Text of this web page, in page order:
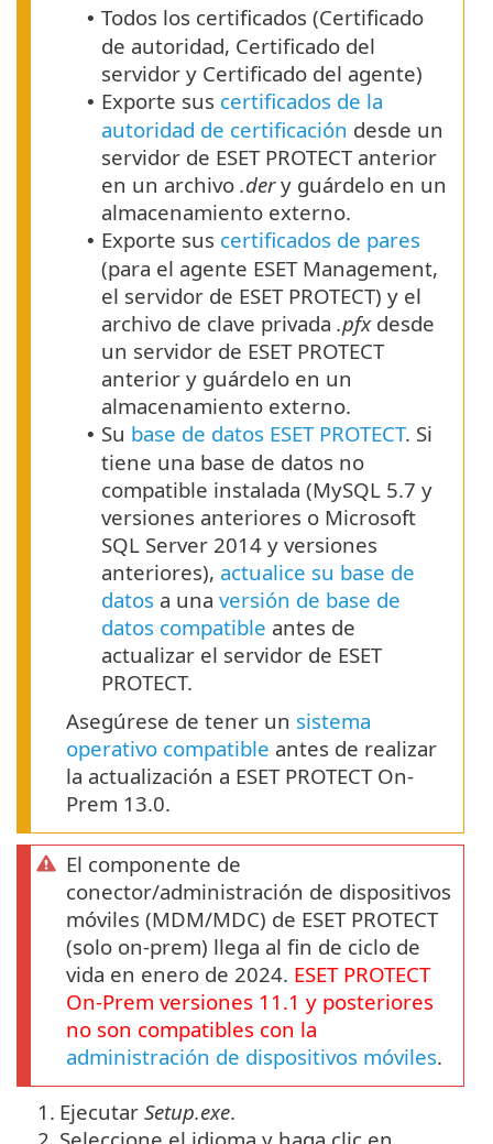
• Todos los certificados (Certificado
de autoridad, Certificado del
servidor y Certificado del agente)
• Exporte sus certificados de la
autoridad de certificación desde un
servidor de ESET PROTECT anterior
en un archivo .dery guárdelo en un
almacenamiento externo.
• Exporte sus certificados de pares
(para el agente ESET Management,
el servidor de ESET PROTECT) y el
archivo de clave privada .pfxdesde
un servidor de ESET PROTECT
anterior y guárdelo en un
almacenamiento externo.
• Su base de datos ESET PROTECT. Si
tiene una base de datos no
compatible instalada (MySQL 5.7 y
versiones anteriores o Microsoft
SQL Server 2014 y versiones
anteriores), actualice su base de
datos a una versión de base de
datos compatible antes de
actualizar el servidor de ESET
PROTECT.
Asegúrese de tener un sistema
operativo compatible antes de realizar
la actualización a ESET PROTECT On-
Prem 13.0.
El componente de
conector/administración de dispositivos
móviles (MDM/MDC) de ESET PROTECT
(solo on-prem) llega al fin de ciclo de
vida en enero de 2024. ESET PROTECT
On-Prem versiones 11.1 y posteriores
no son compatibles con la
administración de dispositivos móviles.
1. Ejecutar Setup.exe.